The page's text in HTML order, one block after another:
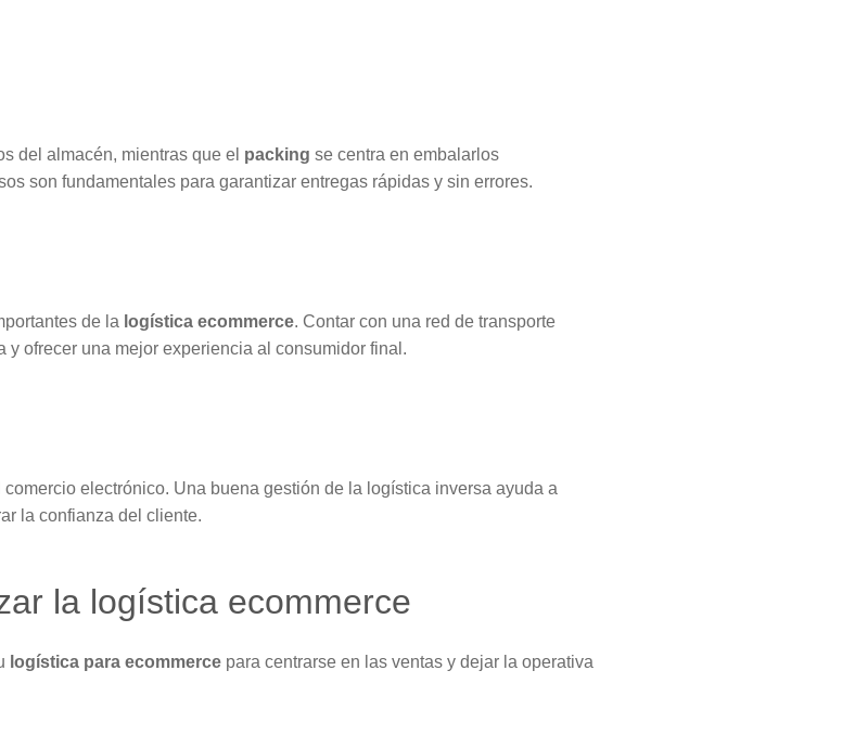
del almacén, mientras que el packing se centra en embalarlos
son fundamentales para garantizar entregas rápidas y sin errores.
de la logística ecommerce. Contar con una red de transporte
y ofrecer una mejor experiencia al consumidor final.
electrónico. Una buena gestión de la logística inversa ayuda a
la confianza del cliente.
la logística ecommerce
logística para ecommerce para centrarse en las ventas y dejar la operativa